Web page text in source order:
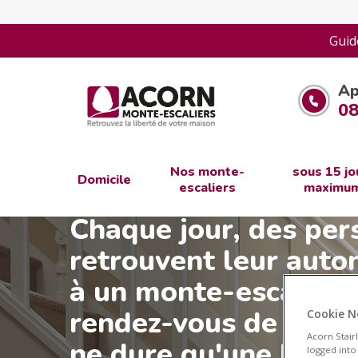
Domicile
Nos monte-
escaliers
sous 15
Chaque jour, des
retrouvent leur
à un monte-escalier
rendez-vous de Cookie
Acorn
logged into